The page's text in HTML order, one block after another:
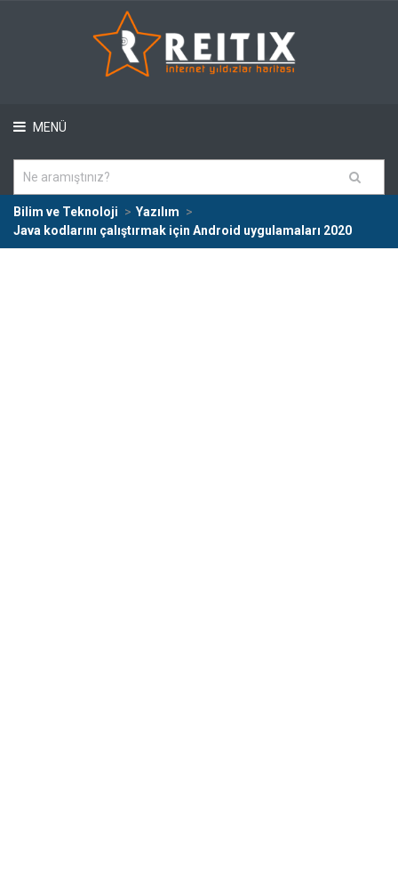
MENÜ
Bilim ve Teknoloji
Yazılım
Java kodlarını çalıştırmak için Android uygulamaları 2020